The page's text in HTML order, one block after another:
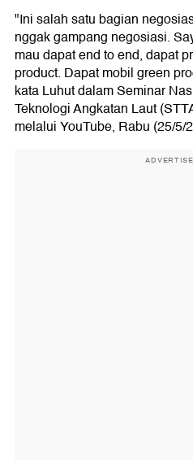
"Ini salah satu bagian
nggak gampang negosiasi.
mau dapat end to end, dapat
product. Dapat mobil green
kata Luhut dalam Seminar
Teknologi Angkatan Laut
melalui YouTube, Rabu (25/5/